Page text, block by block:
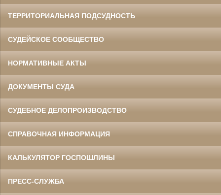
ТЕРРИТОРИАЛЬНАЯ ПОДСУДНОСТЬ
СУДЕЙСКОЕ СООБЩЕСТВО
НОРМАТИВНЫЕ АКТЫ
ДОКУМЕНТЫ СУДА
СУДЕБНОЕ ДЕЛОПРОИЗВОДСТВО
СПРАВОЧНАЯ ИНФОРМАЦИЯ
КАЛЬКУЛЯТОР ГОСПОШЛИНЫ
ПРЕСС-СЛУЖБА